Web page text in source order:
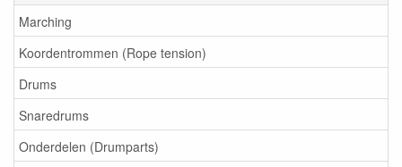
Marching
Koordentrommen (Rope tension)
Drums
Snaredrums
Onderdelen (Drumparts)